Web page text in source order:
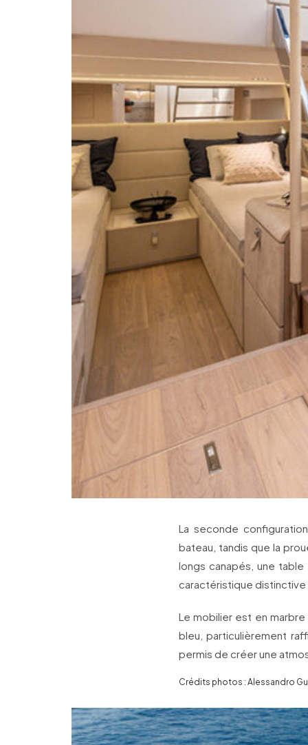
La seconde
bateau, tandis que la
longs canapés, une
caractéristique distinctive
Le mobilier est en
bleu, particulièrement
permis de créer une
Crédits photos : Alessandro